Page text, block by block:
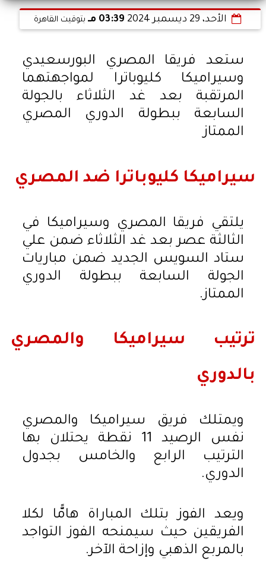
الأحد، 29 ديسمبر 2024 03:39 مـ بتوقيت القاهرة
ستعد فريقا المصري البورسعيدي
وسيراميكا كليوباترا لمواجهتهما
المرتقبة بعد غد الثلاثاء بالجولة
السابعة ببطولة الدوري المصري
الممتاز
سيراميكا كليوباترا ضد المصري
يلتقي فريقا المصري وسيراميكا في
الثالثة عصر بعد غد الثلاثاء ضمن علي
ستاد السويس الجديد ضمن مباريات
الجولة السابعة ببطولة الدوري
الممتاز.
ترتيب سيراميكا والمصري
بالدوري
ويمتلك فريق سيراميكا والمصري
نفس الرصيد 11 نقطة يحتلان بها
الترتيب الرابع والخامس بجدول
الدوري.
ويعد الفوز بتلك المباراة هامًّا لكلا
الفريقين حيث سيمنحه الفوز التواجد
بالمربع الذهبي وإزاحة الآخر.